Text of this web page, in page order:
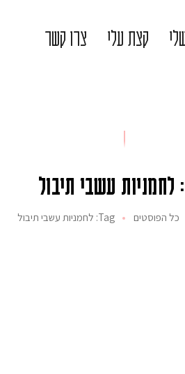
קצת עלי צרו קשר
כל הפוסטים Tag: לחמניות עשבי תיבול